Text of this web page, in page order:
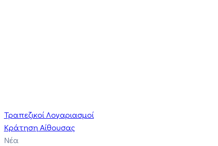
Τραπεζικοί Λογαριασμοί
Κράτηση Αίθουσας
Νέα